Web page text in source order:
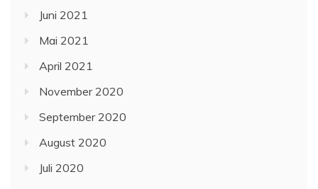
Juni 2021
Mai 2021
April 2021
November 2020
September 2020
August 2020
Juli 2020